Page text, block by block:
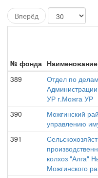
Вперёд
№ фонда
389
Отдел по
УР г.Можга УР
390
Можгинский
управлению
391
колхоз "Алга"
Можгинского